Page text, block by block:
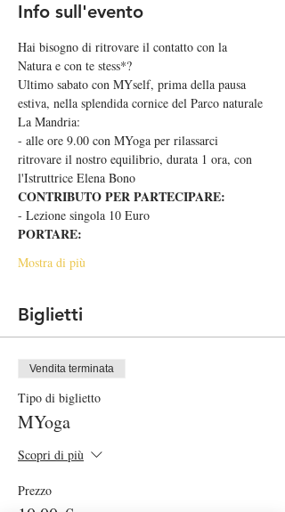
Info sull'evento
Hai bisogno di ritrovare il contatto con la
Natura e con te stess*?
Ultimo sabato con MYself, prima della pausa
estiva, nella splendida cornice del Parco naturale
La Mandria:
- alle ore 9.00 con MYoga per rilassarci
ritrovare il nostro equilibrio, durata 1 ora, con
l'Istruttrice Elena Bono
CONTRIBUTO PER PARTECIPARE:
- Lezione singola 10 Euro
PORTARE:
Mostra di più
Biglietti
Vendita terminata
Tipo di biglietto
MYoga
Scopri di più
Prezzo